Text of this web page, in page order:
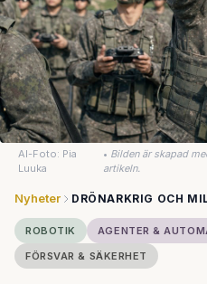
AI-Foto: Pia
Luuka
• Bilden är skapad
artikeln.
Nyheter DRÖNARKRIG OCH
ROBOTIK AGENTER &
FÖRSVAR & SÄKERHET